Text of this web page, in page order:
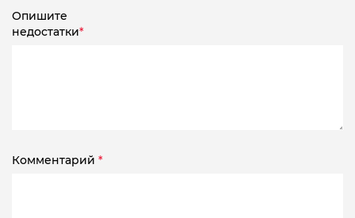
Опишите
недостатки*
Комментарий *